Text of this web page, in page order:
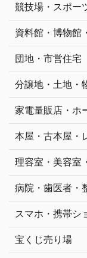
競技場・スポー
資料館・博物館
団地・市営住宅
分譲地・土地・
家電量販店・ホ
本屋・古本屋・
理容室・美容室
病院・歯医者・
スマホ・携帯シ
宝くじ売り場